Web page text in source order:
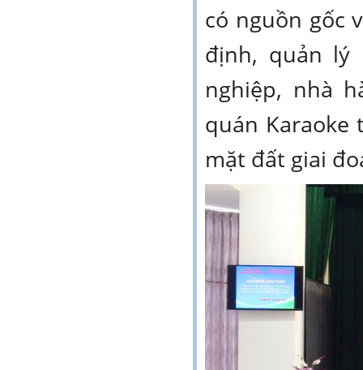
có nguồn gốc
định, quản lý
nghiệp, nhà
quán
mặt đất giai